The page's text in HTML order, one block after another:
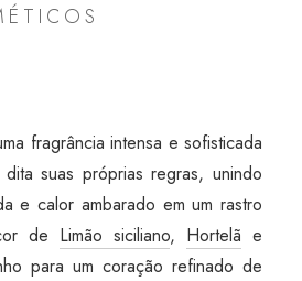
fragrância intensa e sofisticada
suas próprias regras, unindo
e calor ambarado em um rastro
de Limão siciliano, Hortelã e
para um coração refinado de